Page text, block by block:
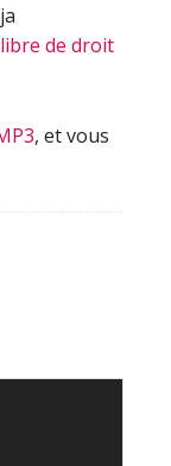
de droit
, et vous